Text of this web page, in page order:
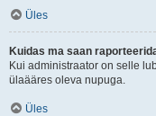
Üles
Kuidas ma saan
Kui administraator on selle
ülaääres oleva nupuga.
Üles